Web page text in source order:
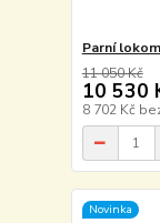
Parní
11 050 Kč
10 530
8 702 Kč
Novinka